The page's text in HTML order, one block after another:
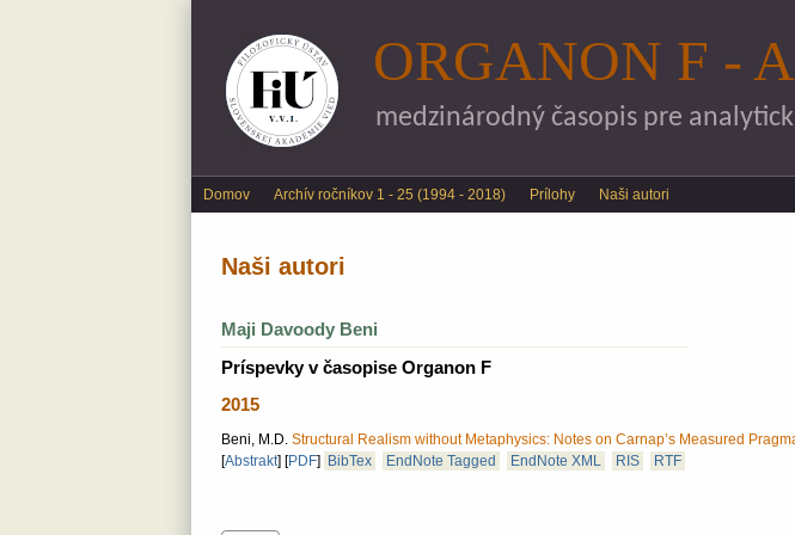
ORGANON F -
medzinárodný časopis pre
Main menu
Domov Archív ročníkov 1 - 25 (1994 - 2018) Prílohy Naši autori
Naši autori
Maji Davoody Beni
Príspevky v časopise Organon F
2015
Beni, M.D. Structural Realism without Metaphysics: Notes on Carnap’s Measured
[Abstrakt] [PDF] BibTex EndNote Tagged EndNote XML RIS RTF